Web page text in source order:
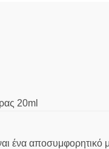
20ml
ένα αποσυμφορητικό